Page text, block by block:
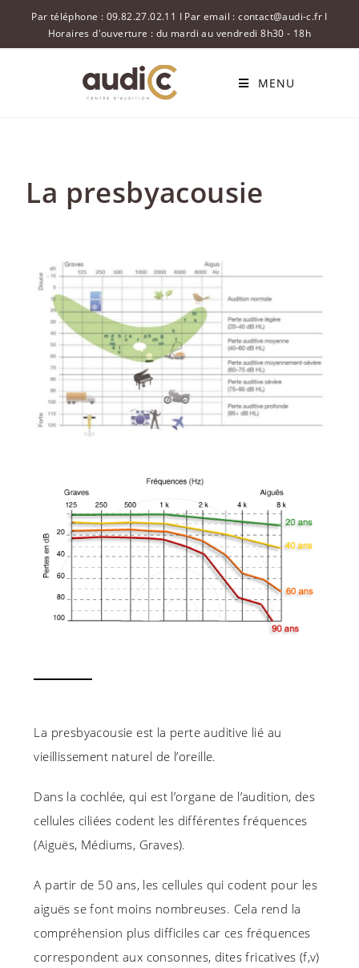
Par téléphone : 09.82.27.02.11 I Par email : contact@audi-c.fr I
Horaires d'ouverture : du mardi au vendredi 8h30 - 18h
MENU
La presbyacousie
La presbyacousie est la perte auditive lié au
vieillissement naturel de l’oreille.
Dans la cochlée, qui est l’organe de l’audition, des
cellules ciliées codent les différentes fréquences
(Aiguës, Médiums, Graves).
A partir de 50 ans, les cellules qui codent pour les
aiguës se font moins nombreuses. Cela rend la
compréhension plus difficiles car ces fréquences
correspondent aux consonnes, dites fricatives (f,v)